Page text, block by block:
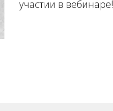
участии в вебинаре!